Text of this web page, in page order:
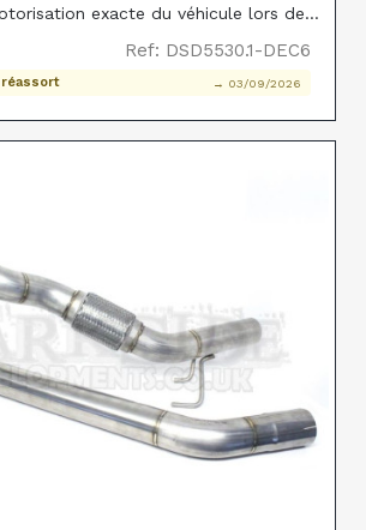
exacte du véhicule lors de
Ref: DSD5530.1-DEC6
réassort → 03/09/2026